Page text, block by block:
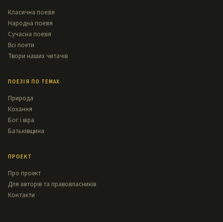
Класична поезія
Народна поезія
Сучасна поезія
Всі поети
Твори наших читачів
ПОЕЗІЯ ПО ТЕМАХ
Природа
Кохання
Бог і віра
Батьківщина
ПРОЕКТ
Про проект
Для авторів та правовласників
Контакти